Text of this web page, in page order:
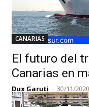
CANARIAS
El futuro del
Canarias en
Dux Garuti - 30/11/